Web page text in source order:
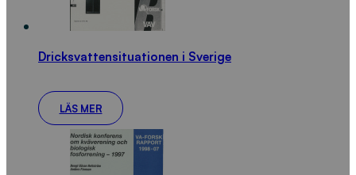
Dricksvattensituationen i Sverige
LÄS MER